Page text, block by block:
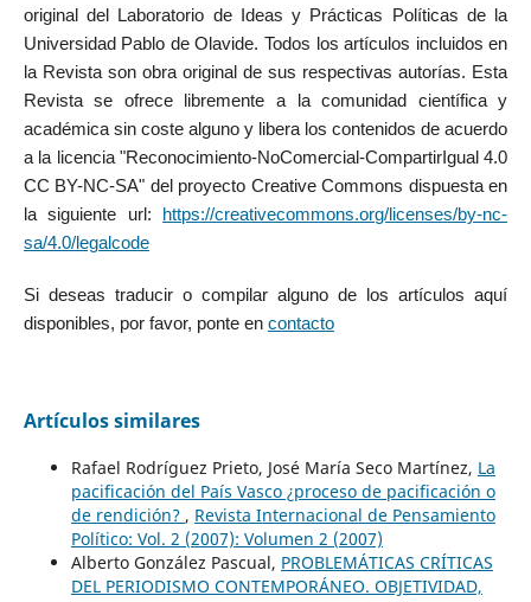
original del Laboratorio de Ideas y Prácticas Políticas de la
Universidad Pablo de Olavide. Todos los artículos incluidos en
la Revista son obra original de sus respectivas autorías. Esta
Revista se ofrece libremente a la comunidad científica y
académica sin coste alguno y libera los contenidos de acuerdo
a la licencia "Reconocimiento-NoComercial-CompartirIgual 4.0
CC BY-NC-SA" del proyecto Creative Commons dispuesta en
la siguiente url:
https://creativecommons.org/licenses/by-nc-
sa/4.0/legalcode
Si deseas traducir o compilar alguno de los artículos aquí
disponibles, por favor, ponte en contacto
Artículos similares
Rafael Rodríguez Prieto, José María Seco Martínez, La
pacificación del País Vasco ¿proceso de pacificación o
de rendición? , Revista Internacional de Pensamiento
Político: Vol. 2 (2007): Volumen 2 (2007)
Alberto González Pascual, PROBLEMÁTICAS CRÍTICAS
DEL PERIODISMO CONTEMPORÁNEO. OBJETIVIDAD,